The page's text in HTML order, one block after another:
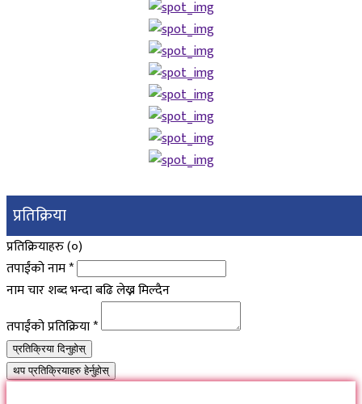
प्रतिक्रिया
प्रतिक्रियाहरु (०)
तपाईंको नाम*
नाम चार शब्द भन्दा बढि लेख्न मिल्दैन
तपाईंको प्रतिक्रिया*
प्रतिक्रिया दिनुहोस्
थप प्रतिक्रियाहरु हेर्नुहोस्